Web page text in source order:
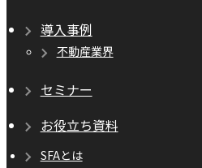
導入事例
不動産業界
セミナー
お役立ち資料
SFAとは